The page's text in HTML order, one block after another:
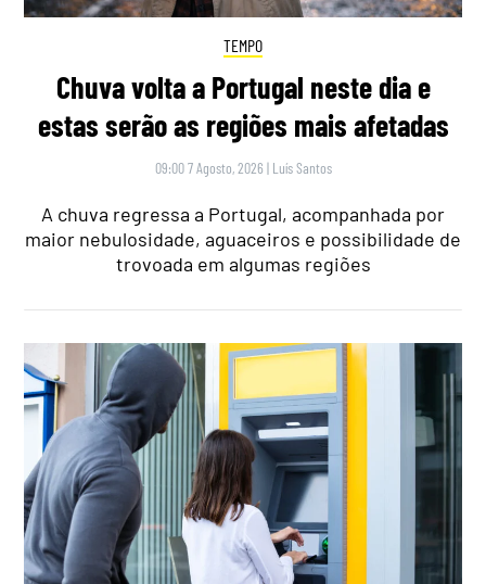
TEMPO
Chuva volta a Portugal neste dia e
estas serão as regiões mais afetadas
09:00 7 Agosto, 2026 | Luís Santos
A chuva regressa a Portugal, acompanhada por
maior nebulosidade, aguaceiros e possibilidade de
trovoada em algumas regiões